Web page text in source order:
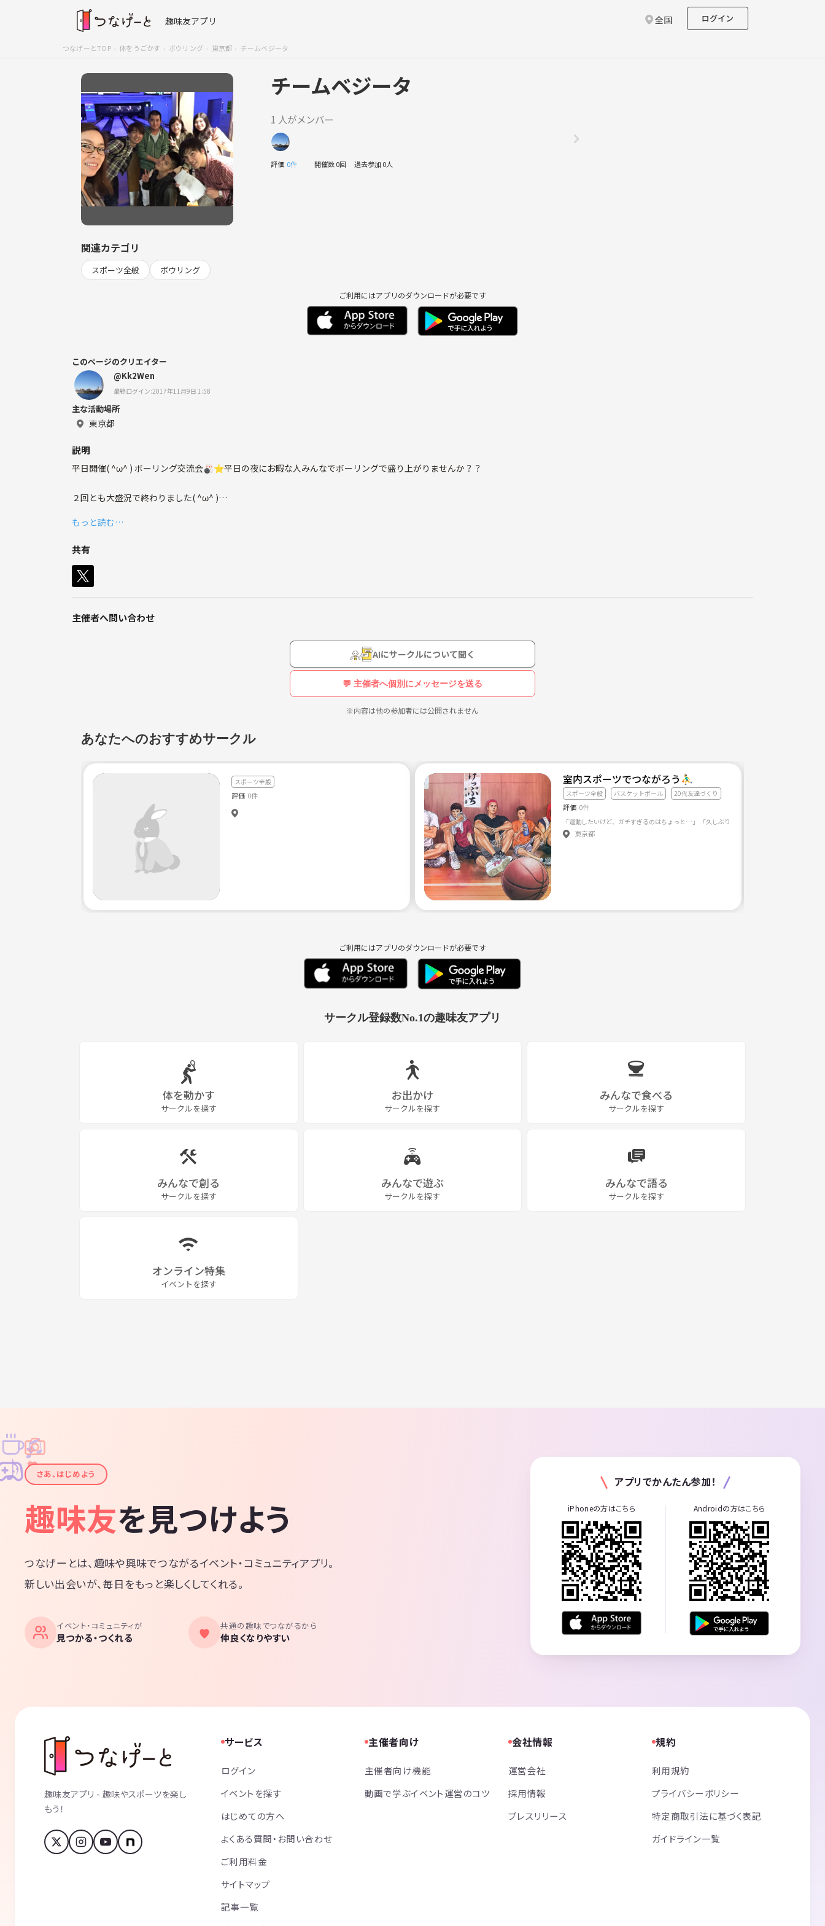
趣味友アプリ 全国 ログイン
つなげーとTOP 体をうごかす ボウリング 東京都 チームベジータ
チームベジータ
1 人がメンバー
評価 0件 開催数 0回 過去参加 0人
関連カテゴリ
スポーツ全般 ボウリング
ご利用にはアプリのダウンロードが必要です
このページのクリエイター
@Kk2Wen
最終ログイン:2017年11月9日 1:58
主な活動場所
東京都
説明
平日開催( ^ω^ ) ボーリング交流会🎳⭐︎平日の夜にお暇な人みんなでボーリングで盛り上がりませんか？？
２回とも大盛況で終わりました( ^ω^ )
楽しいこと大好き🎳
みんなで楽しい時間を過ごしましょう😘
もっと読む…
共有
主催者へ問い合わせ
AIにサークルについて聞く
💬 主催者へ個別にメッセージを送る
※内容は他の参加者には公開されません
あなたへのおすすめサークル
スポーツ全般
評価 0件
室内スポーツでつながろう⛹️‍♂️
スポーツ全般 バスケットボール 20代友達づくり
評価 0件
東京都
ご利用にはアプリのダウンロードが必要です
サークル登録数No.1の趣味友アプリ
体を動かす
サークルを探す
お出かけ
サークルを探す
みんなで食べる
サークルを探す
みんなで創る
サークルを探す
みんなで遊ぶ
サークルを探す
みんなで語る
サークルを探す
オンライン特集
イベントを探す
✦
✦
✧
✧
♪
♫
さあ、はじめよう
趣味友を見つけよう
つなげーとは、趣味や興味でつながるイベント・コミュニティアプリ。
新しい出会いが、毎日をもっと楽しくしてくれる。
イベント・コミュニティが
見つかる・つくれる
共通の趣味でつながるから
仲良くなりやすい
アプリでかんたん参加！
iPhoneの方はこちら Androidの方はこちら
趣味友アプリ - 趣味やスポーツを楽し
もう！
サービス
ログイン
イベントを探す
はじめての方へ
よくある質問・お問い合わせ
ご利用料金
サイトマップ
記事一覧
主催者向け
主催者向け機能
動画で学ぶイベント運営のコツ
会社情報
運営会社
採用情報
プレスリリース
規約
利用規約
プライバシーポリシー
特定商取引法に基づく表記
ガイドライン一覧